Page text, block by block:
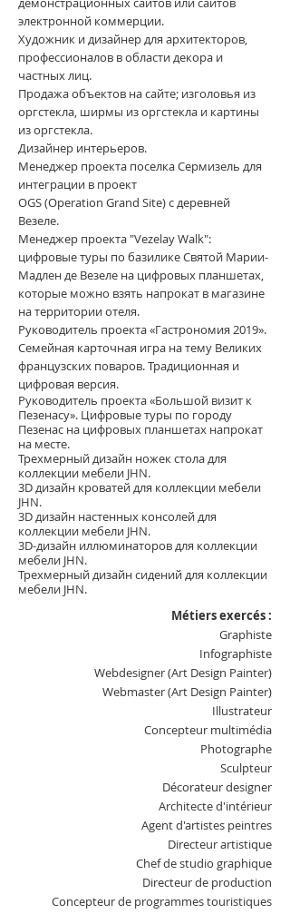
электронной коммерции.
Художник и дизайнер для архитекторов,
профессионалов в области декора и
частных лиц.
Продажа объектов на сайте; изголовья из
оргстекла, ширмы из оргстекла и картины
из оргстекла.
Дизайнер интерьеров.
Менеджер проекта поселка Сермизель для
интеграции в проект
OGS (Operation Grand Site) с деревней
Везеле.
Менеджер проекта "Vezelay Walk":
цифровые туры по базилике Святой Марии-
Мадлен де Везеле на цифровых планшетах,
которые можно взять напрокат в магазине
на территории отеля.
Руководитель проекта «Гастрономия 2019».
Семейная карточная игра на тему Великих
французских поваров. Традиционная и
цифровая версия.
Руководитель проекта «Большой визит к
Пезенасу». Цифровые туры по городу
Пезенас на цифровых планшетах напрокат
на месте.
Трехмерный дизайн ножек стола для
коллекции мебели JHN.
3D дизайн кроватейдля коллекции мебели
JHN.
3D дизайн настенных консолейдля
коллекции мебели JHN.
3D-дизайн иллюминаторов для коллекции
мебели JHN.
Трехмерный дизайн сиденийдля коллекции
мебели JHN.
Métiers exercés :
Graphiste
Infographiste
Webdesigner (Art Design Painter)
Webmaster (Art Design Painter)
Illustrateur
Concepteur multimédia
Photographe
Sculpteur
Décorateur designer
Architecte d'intérieur
Agent d'artistes peintres
Directeur artistique
Chef de studio graphique
Directeur de production
Concepteur de programmes touristiques